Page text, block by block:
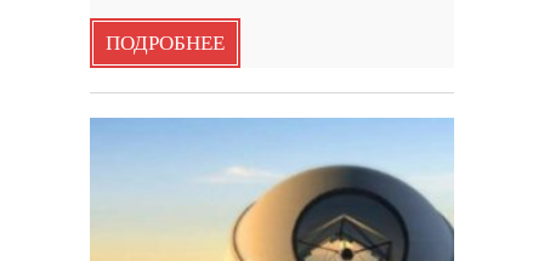
ПОДРОБНЕЕ